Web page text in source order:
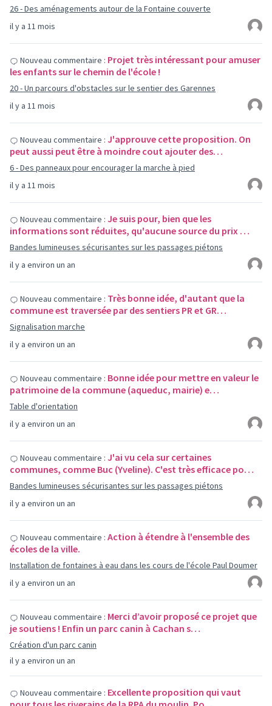
il y a 11 mois
26 - Des aménagements autour de la Fontaine couverte
il y a 11 mois
Nouveau commentaire : Projet très intéressant pour amuser
les enfants sur le chemin de l'école !
20 - Un parcours d'obstacles sur le sentier des Garennes
il y a 11 mois
Nouveau commentaire : J'approuve cette proposition. On
peut aussi peut être à moindre cout ajouter des…
6 - Des panneaux pour encourager la marche à pied
il y a environ un an
Nouveau commentaire : Je suis pour, bien que les
informations sont réduites, qu'aucune source du prix …
Bandes lumineuses sécurisantes sur les passages piétons
il y a environ un an
Nouveau commentaire : Très bonne idée, d'autant que la
commune est traversée par des sentiers PR et GR…
Signalisation marche
il y a environ un an
Nouveau commentaire : Bonne idée pour mettre en valeur le
patrimoine de la commune (aqueduc, mairie) e…
Table d'orientation
il y a environ un an
Nouveau commentaire : J'ai vu cela sur certaines
communes, comme Buc (Yveline). C'est très efficace po…
Bandes lumineuses sécurisantes sur les passages piétons
il y a environ un an
Nouveau commentaire : Action à étendre à l'ensemble des
écoles de la ville.
Installation de fontaines à eau dans les cours de l'école Paul Doumer
il y a environ un an
Nouveau commentaire : Merci d’avoir proposé ce projet que
je soutiens ! Enfin un parc canin à Cachan s…
Création d'un parc canin
Nouveau commentaire : Excellente proposition qui vaut